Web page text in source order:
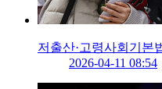
저출산·고령사회기본
2026-04-11 08:54